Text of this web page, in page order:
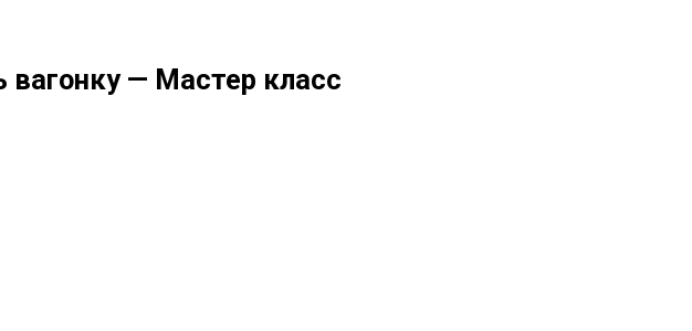
вагонку — Мастер класс